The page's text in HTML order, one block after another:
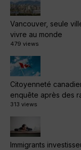
Vancouver, seule
vivre au monde
479 views
Citoyenneté
enquête après des
313 views
Immigrants